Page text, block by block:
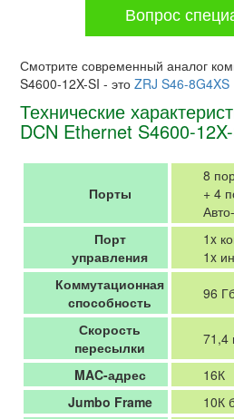
Вопрос
Смотрите современный аналог
S4600-12X-SI - этоZRJ S46-8G4XS
Технические
DCN Ethernet S4600-
Порты
8
+ 4
Порт
управления
1x
1x
Коммутационная
способность
96
Скорость
пересылки
71,4
MAC-адрес
16К
Jumbo Frame
10К